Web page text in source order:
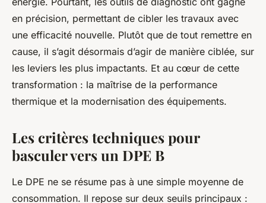
en précision, permettant de cibler les travaux avec
une efficacité nouvelle. Plutôt que de tout remettre en
cause, il s’agit désormais d’agir de manière ciblée, sur
les leviers les plus impactants. Et au cœur de cette
transformation : la maîtrise de la performance
thermique et la modernisation des équipements.
Les critères techniques pour
basculer vers un DPE B
Le DPE ne se résume pas à une simple moyenne de
consommation. Il repose sur deux seuils principaux :